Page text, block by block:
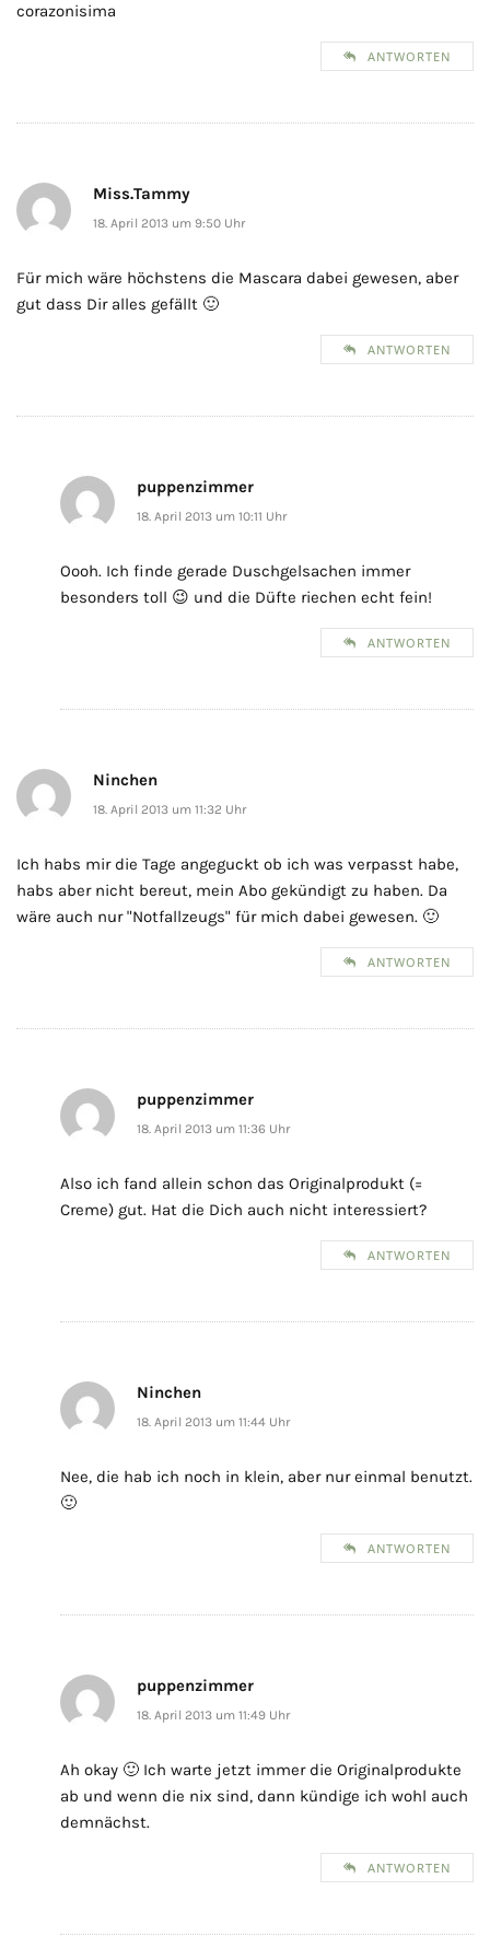
corazonisima
ANTWORTEN
Miss.Tammy
18. April 2013 um 9:50 Uhr
Für mich wäre höchstens die Mascara dabei gewesen, aber
gut dass Dir alles gefällt 🙂
ANTWORTEN
puppenzimmer
18. April 2013 um 10:11 Uhr
Oooh. Ich finde gerade Duschgelsachen immer
besonders toll 😉 und die Düfte riechen echt fein!
ANTWORTEN
Ninchen
18. April 2013 um 11:32 Uhr
Ich habs mir die Tage angeguckt ob ich was verpasst habe,
habs aber nicht bereut, mein Abo gekündigt zu haben. Da
wäre auch nur "Notfallzeugs" für mich dabei gewesen. 🙂
ANTWORTEN
puppenzimmer
18. April 2013 um 11:36 Uhr
Also ich fand allein schon das Originalprodukt (=
Creme) gut. Hat die Dich auch nicht interessiert?
ANTWORTEN
Ninchen
18. April 2013 um 11:44 Uhr
Nee, die hab ich noch in klein, aber nur einmal benutzt.
🙂
ANTWORTEN
puppenzimmer
18. April 2013 um 11:49 Uhr
Ah okay 🙂 Ich warte jetzt immer die Originalprodukte
ab und wenn die nix sind, dann kündige ich wohl auch
demnächst.
ANTWORTEN